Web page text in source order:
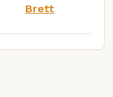
Brett